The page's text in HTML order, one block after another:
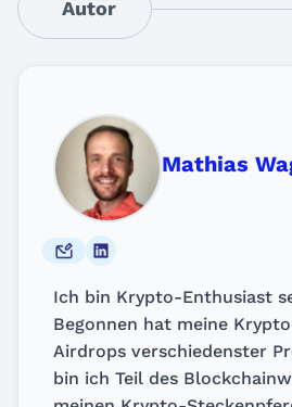
Autor
Mathias
Ich bin Krypto-Enthusiast
Begonnen hat meine
Airdrops verschiedenster
bin ich Teil des